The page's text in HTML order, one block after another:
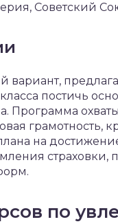
Советский
вариант,
постичь
Программа
грамотность,
на
страховки,
по